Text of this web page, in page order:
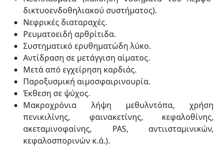
δικτυοενδοθηλιακού συστήματος).
Νεφρικές διαταραχές.
Ρευματοειδή αρθρίτιδα.
Συστηματικό ερυθηματώδη λύκο.
Αντίδραση σε μετάγγιση αίματος.
Μετά από εγχείρηση καρδιάς.
Παροξυσμική αιμοσφαιρινουρία.
Έκθεση σε ψύχος.
Μακροχρόνια λήψη μεθυλντόπα, χρήση
πενικιλίνης, φαινακετίνης, κεφαλοθίνης,
ακεταμινοφαίνης, PAS, αντιισταμινικών,
κεφαλοσπορινών κ.ά.).